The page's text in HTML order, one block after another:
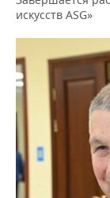
искусств ASG»